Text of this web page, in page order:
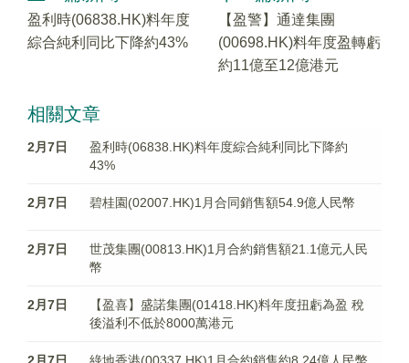
盈利時(06838.HK)料年度
綜合純利同比下降約43%
【盈警】通達集團
(00698.HK)料年度盈轉虧
約11億至12億港元
相關文章
2月7日
盈利時(06838.HK)料年度綜合純利同比下降約
43%
2月7日 碧桂園(02007.HK)1月合同銷售額54.9億人民幣
2月7日
世茂集團(00813.HK)1月合約銷售額21.1億元人民
幣
2月7日
【盈喜】盛諾集團(01418.HK)料年度扭虧為盈 稅
後溢利不低於8000萬港元